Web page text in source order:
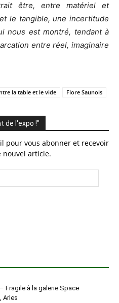
être, entre matériel et
le tangible, une incertitude
nous est montré, tendant à
entre réel, imaginaire
la table et le vide
Flore Saunois
de l'expo !"
pour vous abonner et recevoir
nouvel article.
Fragile à la galerie Space
Arles